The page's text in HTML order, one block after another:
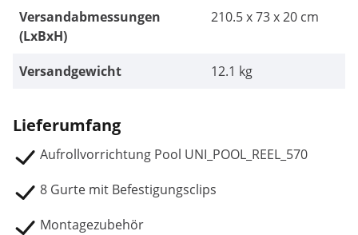
Versandabmessungen
(LxBxH)
210.5 x 73 x 20 cm
Versandgewicht 12.1 kg
Lieferumfang
Aufrollvorrichtung Pool UNI_POOL_REEL_570
8 Gurte mit Befestigungsclips
Montagezubehör